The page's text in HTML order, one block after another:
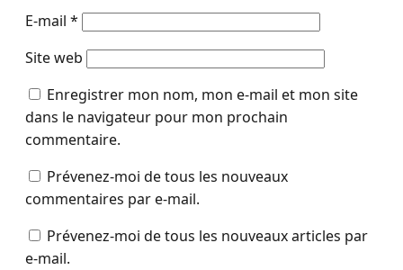
E-mail *
Site web
Enregistrer mon nom, mon e-mail et mon site
dans le navigateur pour mon prochain
commentaire.
Prévenez-moi de tous les nouveaux
commentaires par e-mail.
Prévenez-moi de tous les nouveaux articles par
e-mail.